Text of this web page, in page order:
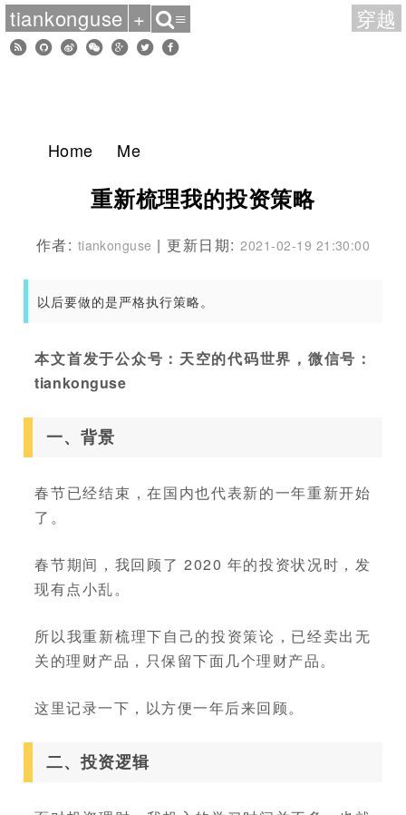
Home Me
重新梳理我的投资策略
作者: tiankonguse | 更新日期:2021-02-19 21:30:00
以后要做的是严格执行策略。
本文首发于公众号：天空的代码世界，微信号：
tiankonguse
一、背景
春节已经结束，在国内也代表新的一年重新开始
了。
春节期间，我回顾了 2020 年的投资状况时，发
现有点小乱。
所以我重新梳理下自己的投资策论，已经卖出无
关的理财产品，只保留下面几个理财产品。
这里记录一下，以方便一年后来回顾。
二、投资逻辑
tiankonguse + ≡ 穿越